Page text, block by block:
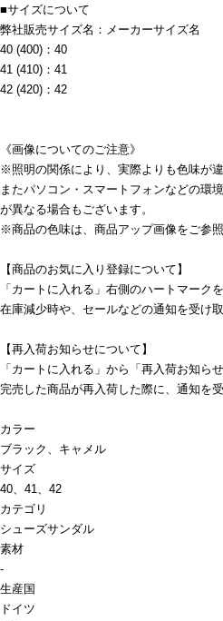
■サイズについて
弊社販売サイズ名：メーカーサイズ名
40 (400)：40
41 (410)：41
42 (420)：42
《画像についてのご注意》
※照明の関係により、実際よりも色味が
またパソコン・スマートフォンなどの環
が異なる場合もございます。
※商品の色味は、商品アップ画像をご参照
【商品のお気に入り登録について】
「カートに入れる」右側のハートマーク
在庫減少時や、セールなどの通知を受け
【再入荷お知らせについて】
「カートに入れる」から「再入荷お知ら
完売した商品が再入荷した際に、通知を
カラー
ブラック、キャメル
サイズ
40、41、42
カテゴリ
シューズサンダル
素材
-
生産国
ドイツ